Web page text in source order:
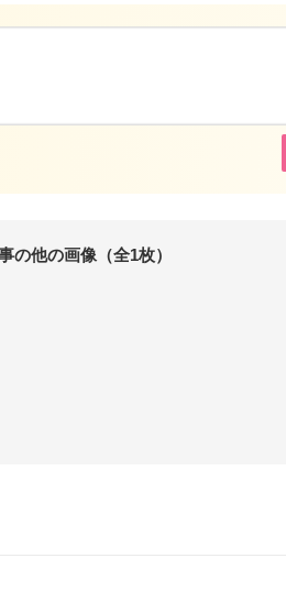
の他の画像（全1枚）